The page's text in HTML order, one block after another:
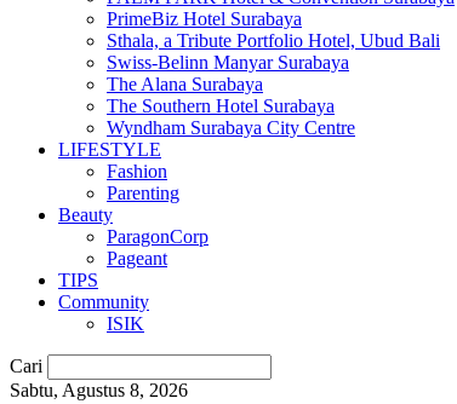
PrimeBiz Hotel Surabaya
Sthala, a Tribute Portfolio Hotel, Ubud Bali
Swiss-Belinn Manyar Surabaya
The Alana Surabaya
The Southern Hotel Surabaya
Wyndham Surabaya City Centre
LIFESTYLE
Fashion
Parenting
Beauty
ParagonCorp
Pageant
TIPS
Community
ISIK
Cari
Sabtu, Agustus 8, 2026